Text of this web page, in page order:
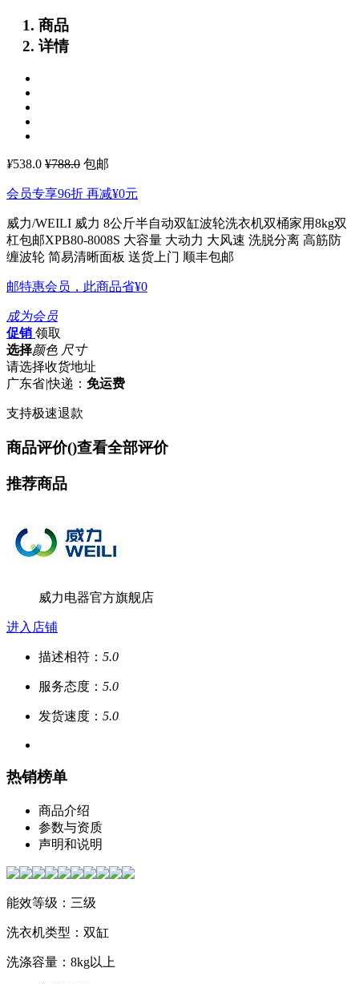
商品
详情
¥538.0 ¥788.0 包邮
会员专享96折 再减¥0元
威力/WEILI 威力 8公斤半自动双缸波轮洗衣机双桶家用8kg双
杠包邮XPB80-8008S 大容量 大动力 大风速 洗脱分离 高筋防
缠波轮 简易清晰面板 送货上门 顺丰包邮
邮特惠会员，此商品省¥0
成为会员
促销 领取
选择颜色 尺寸
请选择收货地址
广东省|快递： 免运费
支持极速退款
商品评价()查看全部评价
推荐商品
威力电器官方旗舰店
进入店铺
描述相符： 5.0
服务态度： 5.0
发货速度： 5.0
热销榜单
商品介绍
参数与资质
声明和说明
能效等级：三级
洗衣机类型：双缸
洗涤容量：8kg以上